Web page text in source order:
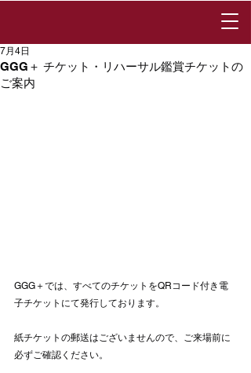
GGG＋ チケット・リハーサル鑑賞チケットの
ご案内
7月4日
GGG＋では、すべてのチケットをQRコード付き電
子チケットにて発行しております。
紙チケットの郵送はございませんので、ご来場前に
必ずご確認ください。